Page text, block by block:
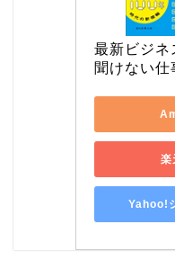
最新ビジネ
聞けない仕
楽
Yahoo!